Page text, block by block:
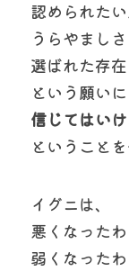
認められた
うらやましさ
選ばれた存
という願い
信じてはい
ということ
イグニは、
悪くなった
弱くなった